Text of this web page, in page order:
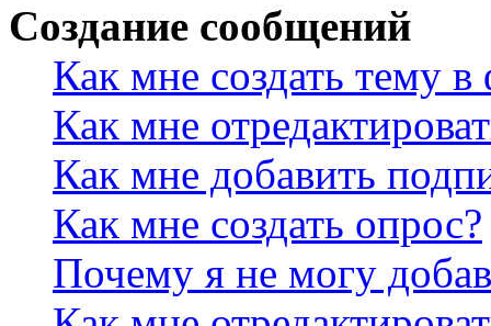
Создание сообщений
Как мне создать тему
Как мне
Как мне добавить
Как мне создать опрос?
Почему я не могу